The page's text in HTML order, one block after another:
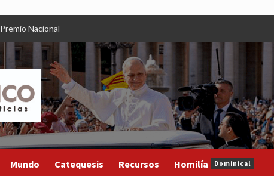
Premio Nacional
Mundo Catequesis Recursos Homilía Dominical